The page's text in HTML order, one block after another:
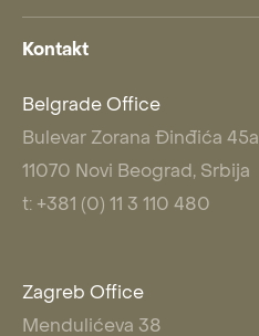
Kontakt
Belgrade Office
Bulevar Zorana Đinđića 45a
11070 Novi Beograd, Srbija
t: +381 (0) 11 3 110 480
Zagreb Office
Mendulićeva 38